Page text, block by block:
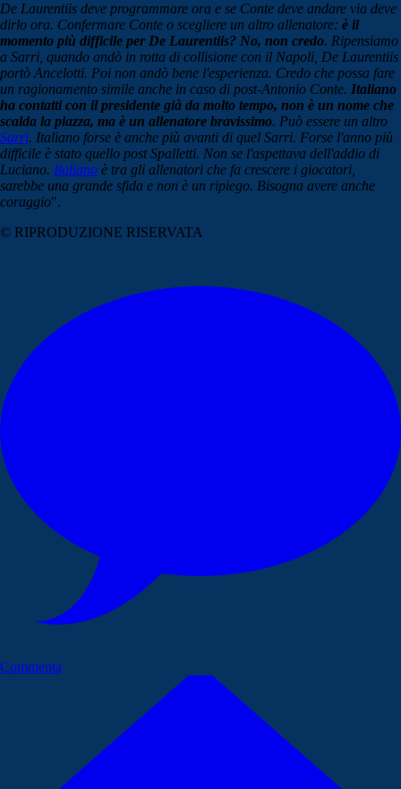
De Laurentiis deve programmare ora e se Conte deve andare via deve
dirlo ora. Confermare Conte o scegliere un altro allenatore: è il
momento più difficile per De Laurentiis? No, non credo. Ripensiamo
a Sarri, quando andò in rotta di collisione con il Napoli, De Laurentiis
portò Ancelotti. Poi non andò bene l'esperienza. Credo che possa fare
un ragionamento simile anche in caso di post-Antonio Conte. Italiano
ha contatti con il presidente già da molto tempo, non è un nome che
scalda la piazza, ma è un allenatore bravissimo. Può essere un altro
Sarri. Italiano forse è anche più avanti di quel Sarri. Forse l'anno più
difficile è stato quello post Spalletti. Non se l'aspettava dell'addio di
Luciano. Italiano è tra gli allenatori che fa crescere i giocatori,
sarebbe una grande sfida e non è un ripiego. Bisogna avere anche
coraggio".
© RIPRODUZIONE RISERVATA
Commenta